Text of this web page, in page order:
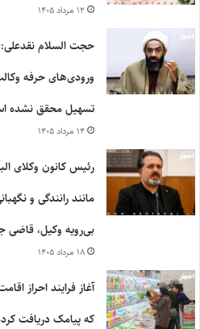
۱۲ مرداد ۱۴۰۵
حجت السلام
ورودی‌های حرفه
تسهیل محقق نشده
۱۴ مرداد ۱۴۰۵
رئیس کانون وکلای
مانند رانندگی و
بی‌رویه وکیل، قاضی
۱۸ مرداد ۱۴۰۵
آغاز فرایند احراز
که پیامک دریافت